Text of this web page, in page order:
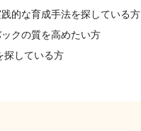
的な育成手法を探している方
クの質を高めたい方
探している方